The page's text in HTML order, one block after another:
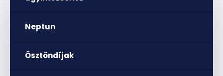
Neptun
Ösztöndíjak